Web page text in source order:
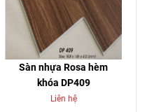
Sàn nhựa Rosa hèm
khóa DP409
Liên hệ